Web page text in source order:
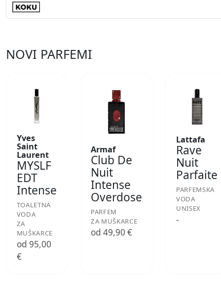
NOVI PARFEMI
Yves
Saint
Laurent
MYSLF
EDT
Intense
TOALETNA
VODA
ZA
MUŠKARCE
od 95,00
€
Armaf
Club De
Nuit
Intense
Overdose
PARFEM
ZA MUŠKARCE
od 49,90 €
Lattafa
Rave
Nuit
Parfaite
PARFEMSKA
VODA
UNISEX
-